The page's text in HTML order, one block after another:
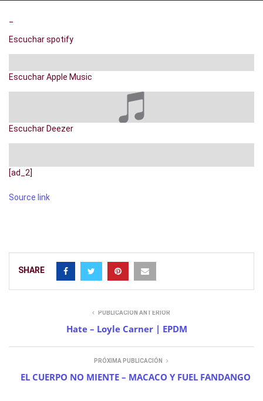
Escuchar spotify
Escuchar Apple Music
Escuchar Deezer
[ad_2]
Source link
SHARE
PUBLICACIÓN ANTERIOR
Hate – Loyle Carner | EPDM
PRÓXIMA PUBLICACIÓN
EL CUERPO NO MIENTE – MACACO Y FUEL FANDANGO